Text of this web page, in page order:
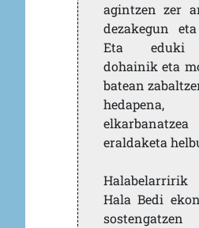
agintzen zer
dezakegun
Eta eduki
dohainik eta
batean
hedapena,
eraldaketa
Hala Bedi